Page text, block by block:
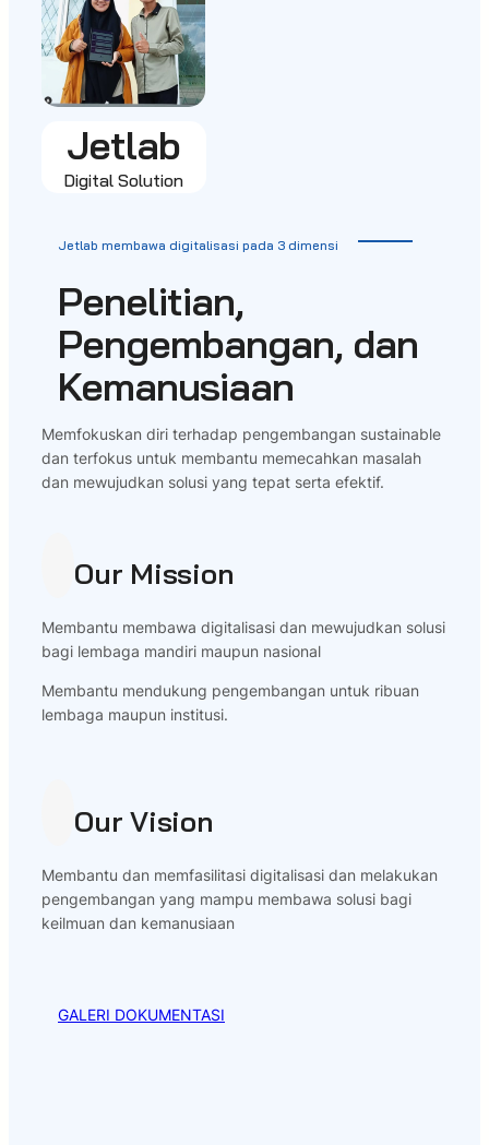
Jetlab
Digital Solution
Jetlab membawa digitalisasi pada 3 dimensi
Penelitian,
Pengembangan, dan
Kemanusiaan
Memfokuskan diri terhadap pengembangan sustainable
dan terfokus untuk membantu memecahkan masalah
dan mewujudkan solusi yang tepat serta efektif.
Our Mission
Membantu membawa digitalisasi dan mewujudkan solusi
bagi lembaga mandiri maupun nasional
Membantu mendukung pengembangan untuk ribuan
lembaga maupun institusi.
Our Vision
Membantu dan memfasilitasi digitalisasi dan melakukan
pengembangan yang mampu membawa solusi bagi
keilmuan dan kemanusiaan
GALERI DOKUMENTASI